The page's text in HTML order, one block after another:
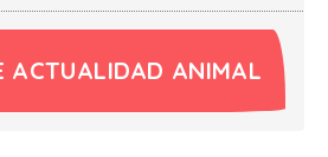
ACTUALIDAD ANIMAL